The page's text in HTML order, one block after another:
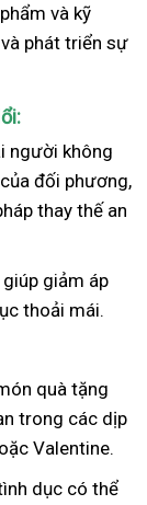
và kỹ
phát triển sự
người không
đối phương,
thay thế an
giảm áp
thoải mái.
quà tặng
trong các dịp
Valentine.
dục có thể